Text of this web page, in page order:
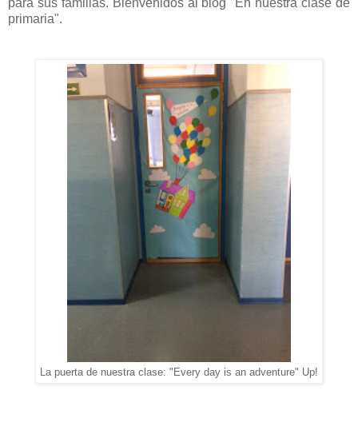
para sus familias. Bienvenidos al blog "En nuestra clase de
primaria".
La puerta de nuestra clase: "Every day is an adventure" Up!